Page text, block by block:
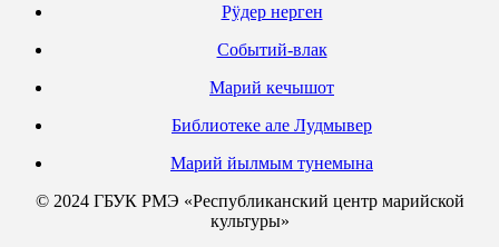
Рӱдер нерген
Событий-влак
Марий кечышот
Библиотеке але Лудмывер
Марий йылмым тунемына
© 2024 ГБУК РМЭ «Республиканский центр марийской
культуры»